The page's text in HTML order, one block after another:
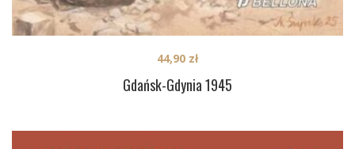
Gdańsk-Gdynia 1945
44,90 zł